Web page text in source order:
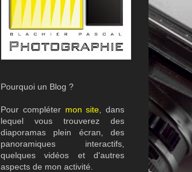
Pourquoi un Blog ?
Pour compléter mon site , dans
lequel vous trouverez des
diaporamas plein écran, des
panoramiques interactifs,
quelques vidéos et d'autres
aspects de mon activité.